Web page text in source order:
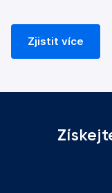
Zjistit více